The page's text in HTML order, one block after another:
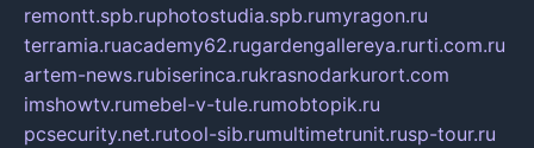
remontt.spb.ruphotostudia.spb.rumyragon.ru
terramia.ruacademy62.rugardengallereya.rurti.com.ru
artem-news.rubiserinca.rukrasnodarkurort.com
imshowtv.rumebel-v-tule.rumobtopik.ru
pcsecurity.net.rutool-sib.rumultimetrunit.rusp-tour.ru